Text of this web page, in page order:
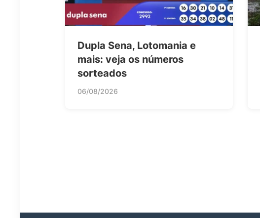
Dupla Sena, Lotomania e
mais: veja os números
sorteados
06/08/2026